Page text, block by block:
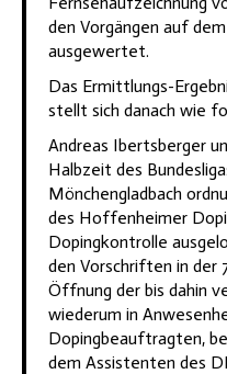
den Vorgängen auf
ausgewertet.
Das Ermittlungs-
stellt sich danach wie
Andreas Ibertsberger
Halbzeit des
Mönchengladbach
des Hoffenheimer
Dopingkontrolle
den Vorschriften in der
Öffnung der bis dahin
wiederum in
Dopingbeauftragten,
dem Assistenten des